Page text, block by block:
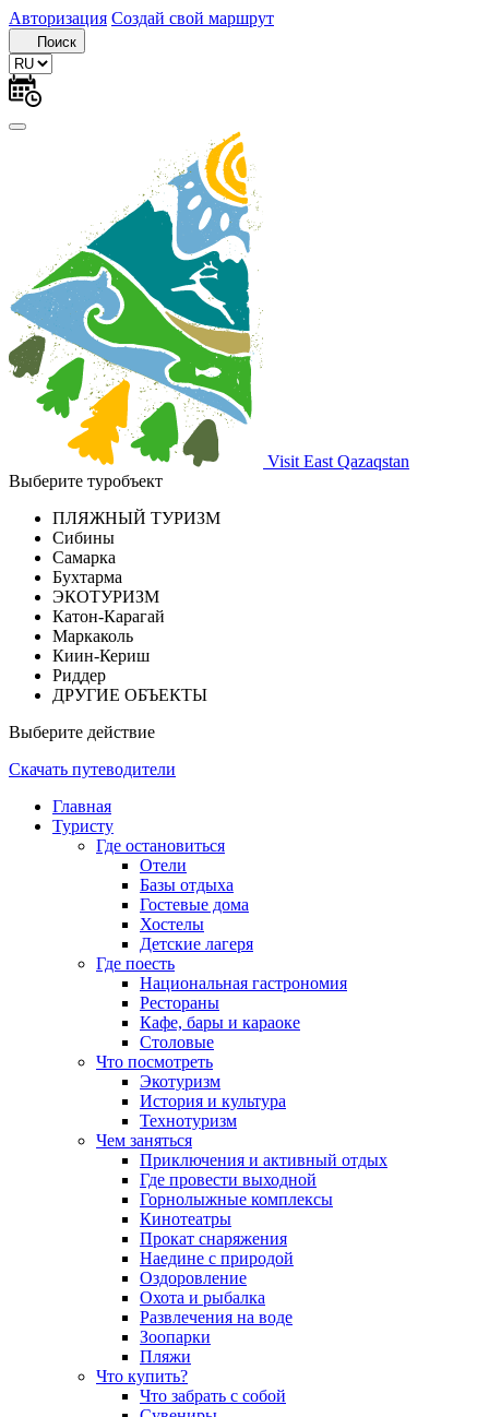
Авторизация Создай свой маршрут
Поиск
Visit East Qazaqstan
Выберите туробъект
ПЛЯЖНЫЙ ТУРИЗМ
Сибины
Самарка
Бухтарма
ЭКОТУРИЗМ
Катон-Карагай
Маркаколь
Киин-Кериш
Риддер
ДРУГИЕ ОБЪЕКТЫ
Выберите действие
Скачать путеводители
Главная
Туристу
Где остановиться
Отели
Базы отдыха
Гостевые дома
Хостелы
Детские лагеря
Где поесть
Национальная гастрономия
Рестораны
Кафе, бары и караоке
Столовые
Что посмотреть
Экотуризм
История и культура
Технотуризм
Чем заняться
Приключения и активный отдых
Где провести выходной
Горнолыжные комплексы
Кинотеатры
Прокат снаряжения
Наедине с природой
Оздоровление
Охота и рыбалка
Развлечения на воде
Зоопарки
Пляжи
Что купить?
Что забрать с собой